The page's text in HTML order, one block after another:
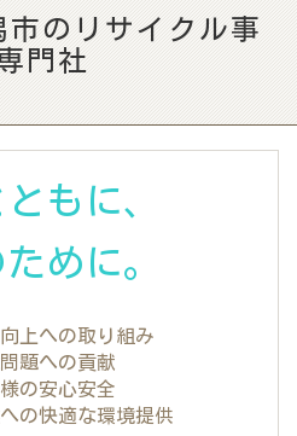
のリサイクル事
門社
もに、
めに。
上への取り組み
題への貢献
の安心安全
の快適な環境提供